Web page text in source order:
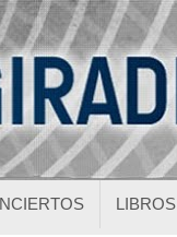
LIBROS